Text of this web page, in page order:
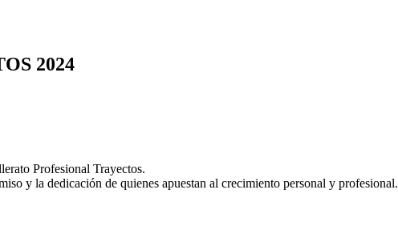
2024
Profesional Trayectos.
y la dedicación de quienes apuestan al crecimiento personal y profesional.